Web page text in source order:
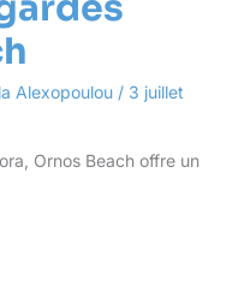
Alexopoulou / 3 juillet
Ornos Beach offre un